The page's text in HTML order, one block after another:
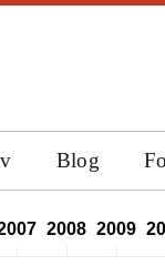
Blog
2008 2009